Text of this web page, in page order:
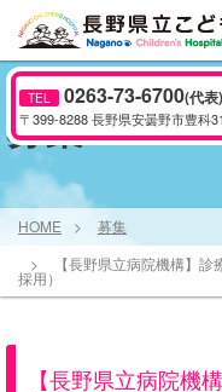
TEL 0263-73-6700(代表)
〒399-8288 長野県安曇野市豊科
募集
HOME
募集
【長野県立病院機構】
採用）
【長野県立病院機